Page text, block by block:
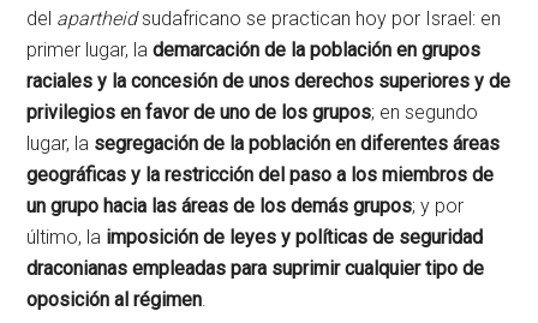
del apartheidsudafricano se practican hoy por Israel: en
primer lugar, lademarcación de la población en grupos
raciales y la concesión de unos derechos superiores y de
privilegios en favor de uno de los grupos; en segundo
lugar, la segregación de la población en diferentes áreas
geográficas y la restricción del paso a los miembros de
un grupo hacia las áreas de los demás grupos; y por
último, la imposición de leyes y políticas de seguridad
draconianas empleadas para suprimir cualquier tipo de
oposición al régimen